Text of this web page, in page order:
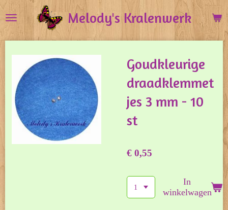
direct
naar
hoofdinhoud
Melody's Kralenwerk
Goudkleurige
draadklemmet
jes 3 mm - 10
st
€ 0,55
In
winkelwagen